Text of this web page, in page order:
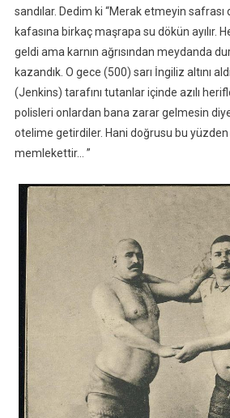
sandılar. Dedim ki “Merak etmeyin safrası
kafasına birkaç maşrapa su dökün ayılır.
geldi ama karnın ağrısından meydanda
kazandık. O gece (500) sarı İngiliz altını
(Jenkins) tarafını tutanlar içinde azılı
polisleri onlardan bana zarar gelmesin
otelime getirdiler. Hani doğrusu bu yüzden
memlekettir… ”